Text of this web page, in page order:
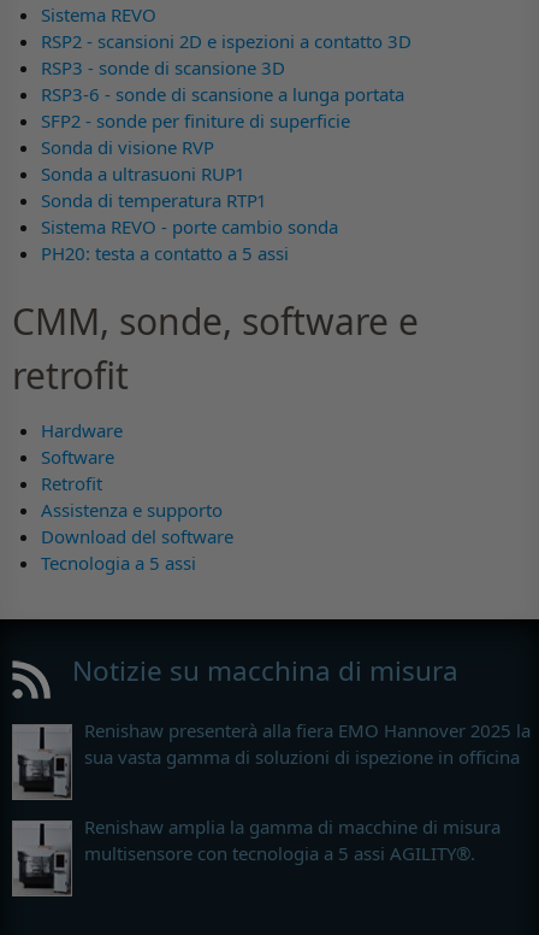
Sistema REVO
RSP2 - scansioni 2D e ispezioni a contatto 3D
RSP3 - sonde di scansione 3D
RSP3-6 - sonde di scansione a lunga portata
SFP2 - sonde per finiture di superficie
Sonda di visione RVP
Sonda a ultrasuoni RUP1
Sonda di temperatura RTP1
Sistema REVO - porte cambio sonda
PH20: testa a contatto a 5 assi
CMM, sonde, software e
retrofit
Hardware
Software
Retrofit
Assistenza e supporto
Download del software
Tecnologia a 5 assi
Notizie su macchina di misura
Renishaw presenterà alla fiera EMO Hannover 2025 la
sua vasta gamma di soluzioni di ispezione in officina
Renishaw amplia la gamma di macchine di misura
multisensore con tecnologia a 5 assi AGILITY®.